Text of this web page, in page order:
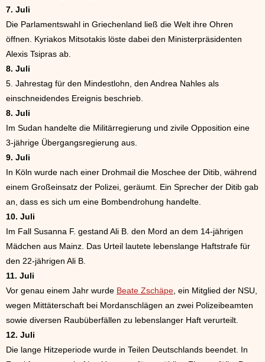
7. Juli
Die Parlamentswahl in Griechenland ließ die Welt ihre Ohren
öffnen. Kyriakos Mitsotakis löste dabei den Ministerpräsidenten
Alexis Tsipras ab.
8. Juli
5. Jahrestag für den Mindestlohn, den Andrea Nahles als
einschneidendes Ereignis beschrieb.
8. Juli
Im Sudan handelte die Militärregierung und zivile Opposition eine
3-jährige Übergangsregierung aus.
9. Juli
In Köln wurde nach einer Drohmail die Moschee der Ditib, während
einem Großeinsatz der Polizei, geräumt. Ein Sprecher der Ditib gab
an, dass es sich um eine Bombendrohung handelte.
10. Juli
Im Fall Susanna F. gestand Ali B. den Mord an dem 14-jährigen
Mädchen aus Mainz. Das Urteil lautete lebenslange Haftstrafe für
den 22-jährigen Ali B.
11. Juli
Vor genau einem Jahr wurde Beate Zschäpe , ein Mitglied der NSU,
wegen Mittäterschaft bei Mordanschlägen an zwei Polizeibeamten
sowie diversen Raubüberfällen zu lebenslanger Haft verurteilt.
12. Juli
Die lange Hitzeperiode wurde in Teilen Deutschlands beendet. In